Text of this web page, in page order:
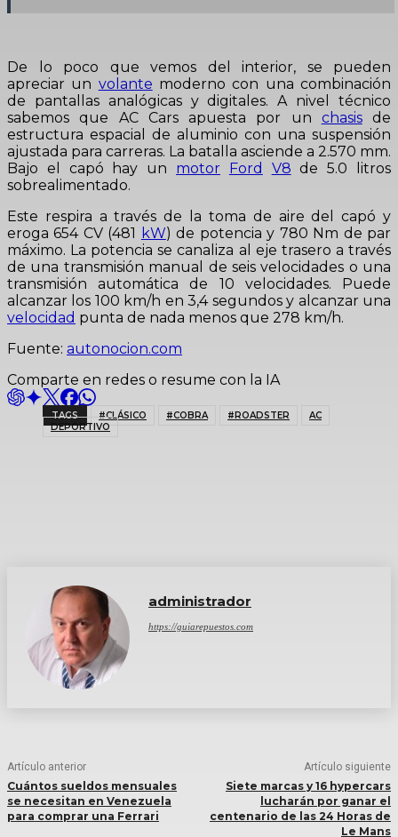
De lo poco que vemos del interior, se pueden
apreciar un volante moderno con una combinación
de pantallas analógicas y digitales. A nivel técnico
sabemos que AC Cars apuesta por un chasisde
estructura espacial de aluminio con una suspensión
ajustada para carreras. La batalla asciende a 2.570 mm.
Bajo el capó hay un motor Ford V8 de 5.0 litros
sobrealimentado.
Este respira a través de la toma de aire del capó y
eroga 654 CV (481 kW) de potencia y 780 Nm de par
máximo. La potencia se canaliza al eje trasero a través
de una transmisión manual de seis velocidades o una
transmisión automática de 10 velocidades. Puede
alcanzar los 100 km/h en 3,4 segundos y alcanzar una
velocidad punta de nada menos que 278 km/h.
Fuente: autonocion.com
Comparte en redes o resume con la IA
TAGS #CLÁSICO #COBRA #ROADSTER
AC
DEPORTIVO
administrador
https://guiarepuestos.com
Artículo anterior
Cuántos sueldos mensuales
se necesitan en Venezuela
para comprar una Ferrari
Artículo siguiente
Siete marcas y 16 hypercars
lucharán por ganar el
centenario de las 24 Horas de
Le Mans